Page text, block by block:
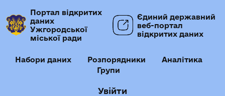
Портал відкритих
даних
Ужгородської
міської ради
Єдиний державний
веб-портал
відкритих даних
Набори даних Розпорядники
Аналітика
Групи
Увійти